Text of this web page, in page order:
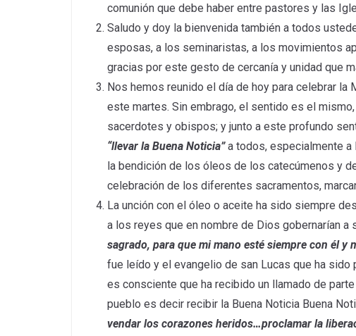
comunión que debe haber entre pastores y las
Saludo y doy la bienvenida también a todos
esposas, a los seminaristas, a los movimientos
gracias por este gesto de cercanía y unidad que
Nos hemos reunido el día de hoy para celebrar
este martes. Sin embrago, el sentido es el
sacerdotes y obispos; y junto a este profundo
“llevar la Buena Noticia”a todos, especialmente a
la bendición de los óleos de los catecúmenos y
celebración de los diferentes sacramentos,
La unción con el óleo o aceite ha sido siempre
a los reyes que en nombre de Dios gobernarían
sagrado, para que mi mano esté siempre con él y
fue leído y el evangelio de san Lucas que ha sido
es consciente que ha recibido un llamado de
pueblo es decir recibir la Buena Noticia Buena
vendar los corazones heridos…proclamar la